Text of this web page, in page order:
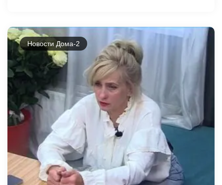
Новости Дома-2